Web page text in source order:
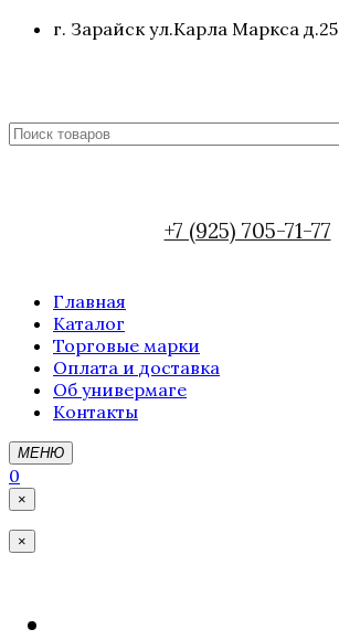
г. Зарайск ул.Карла Маркса д.25
+7 (925) 705-71-77
Главная
Каталог
Торговые марки
Оплата и доставка
Об универмаге
Контакты
МЕНЮ
0
×
×